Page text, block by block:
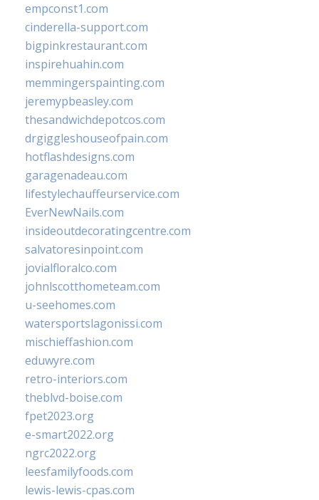
empconst1.com
cinderella-support.com
bigpinkrestaurant.com
inspirehuahin.com
memmingerspainting.com
jeremypbeasley.com
thesandwichdepotcos.com
drgiggleshouseofpain.com
hotflashdesigns.com
garagenadeau.com
lifestylechauffeurservice.com
EverNewNails.com
insideoutdecoratingcentre.com
salvatoresinpoint.com
jovialfloralco.com
johnlscotthometeam.com
u-seehomes.com
watersportslagonissi.com
mischieffashion.com
eduwyre.com
retro-interiors.com
theblvd-boise.com
fpet2023.org
e-smart2022.org
ngrc2022.org
leesfamilyfoods.com
lewis-lewis-cpas.com